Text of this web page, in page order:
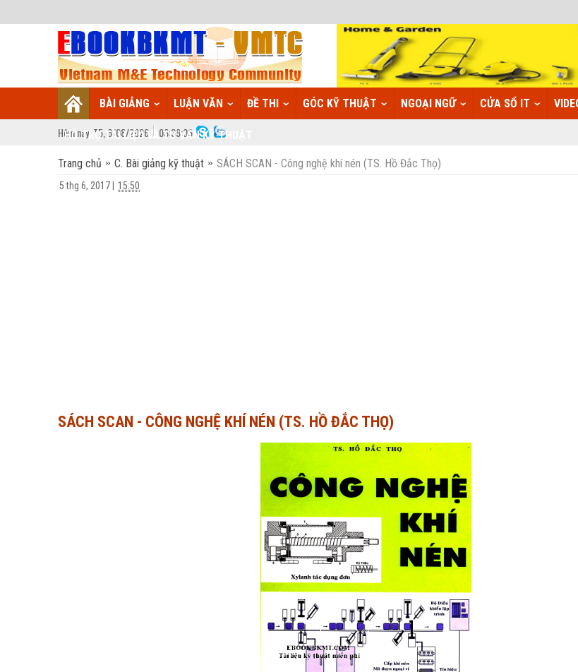
BÀI GIẢNG LUẬN VĂN ĐỀ THI GÓC KỸ THUẬT NGOẠI NGỮ CỬA SỔ IT
HỖ TRỢ TÀI LIỆU VÀ TƯ VẤN KỸ THUẬT
Hôm nay: T5, 6/08/2026 03:39:06
Trang chủ C. Bài giảng kỹ thuật SÁCH SCAN - Công nghệ khí nén (TS. Hồ Đắc Thọ)
5 thg 6, 2017 15:50
SÁCH SCAN - CÔNG NGHỆ KHÍ NÉN (TS. HỒ ĐẮC THỌ)